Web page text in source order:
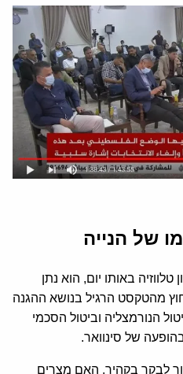
של הנייה
טלווזיה באותו יום, הוא נתן
מהטקסט הרגיל בנושא ההגנה
הנורמצליה וביטול הסכמי
של סינוואר.
לבקר בקהיר. האם מצרים